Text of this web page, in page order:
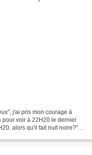
j'ai pris mon courage à
pour voir à 22H20 le dernier
alors qu'il fait nuit noire?"